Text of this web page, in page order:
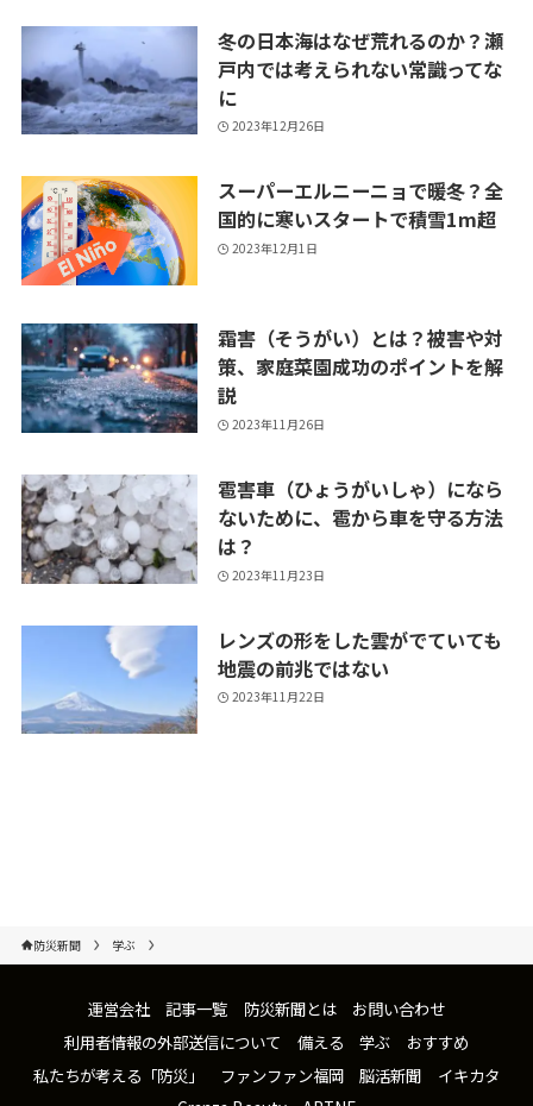
冬の日本海はなぜ荒れるのか？瀬
戸内では考えられない常識ってな
に
2023年12月26日
スーパーエルニーニョで暖冬？全
国的に寒いスタートで積雪1m超
2023年12月1日
霜害（そうがい）とは？被害や対
策、家庭菜園成功のポイントを解
説
2023年11月26日
雹害車（ひょうがいしゃ）になら
ないために、雹から車を守る方法
は？
2023年11月23日
レンズの形をした雲がでていても
地震の前兆ではない
2023年11月22日
防災新聞 学ぶ
運営会社 記事一覧 防災新聞とは
お問い合わせ
利用者情報の外部送信について
備える 学ぶ
おすすめ
私たちが考える「防災」
ファンファン福岡 脳活新聞
イキカタ